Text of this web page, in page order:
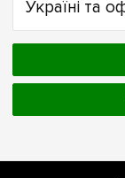
Україні та